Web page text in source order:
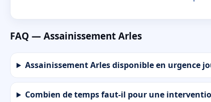
FAQ — Assainissement Arles
Assainissement Arles disponible en urgence
Combien de temps faut-il pour une